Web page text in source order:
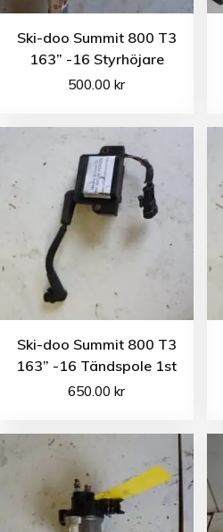
Ski-doo Summit 800 T3
163” -16 Styrhöjare
500.00kr
Ski-doo Summit 800 T3
163” -16 Tändspole 1st
650.00kr